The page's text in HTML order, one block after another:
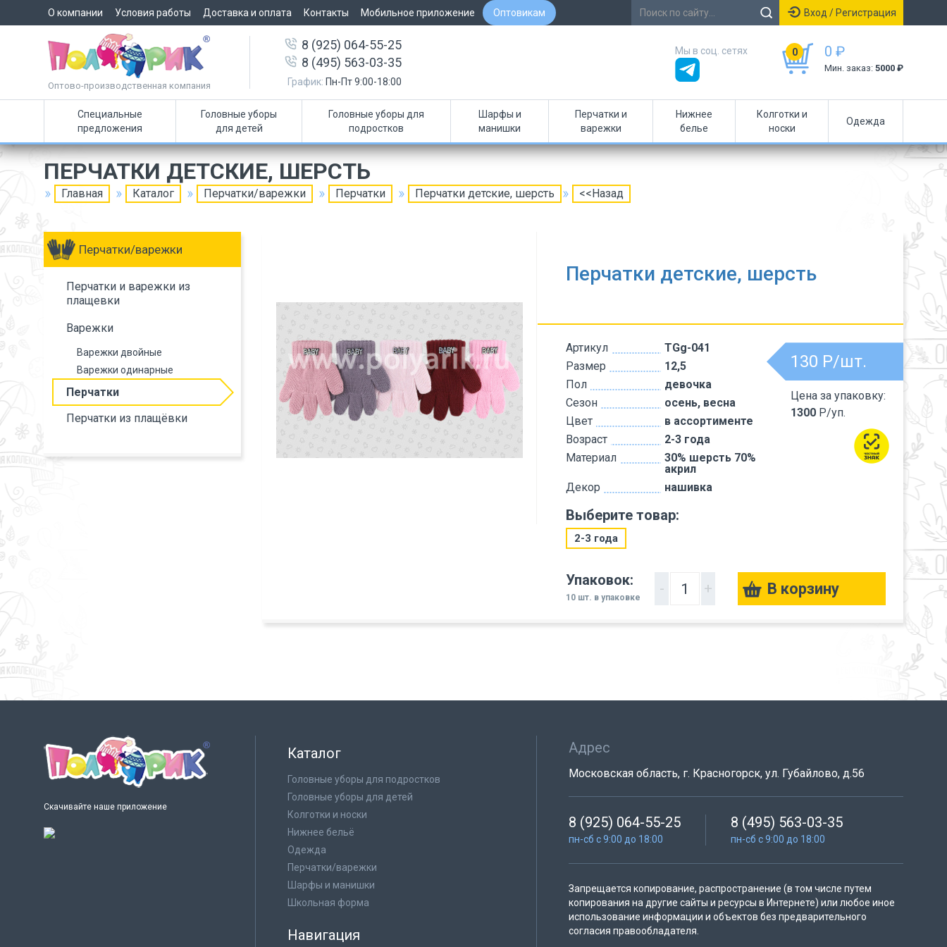
О компании Условия работы Доставка и оплата Контакты Мобильное приложение Оптовикам Вход / Регистрация
Оптово-производственная компания
8 (925) 064-55-25
8 (495) 563-03-35
График: Пн-Пт 9:00-18:00
0 0 ₽
Мин. заказ: 5000 ₽
Мы в соц. сетях
Специальные
предложения
Головные уборы
для детей
Головные уборы для
подростков
Шарфы и
манишки
Перчатки и
варежки
Нижнее
белье
Колготки и
носки
Одежда
ПЕРЧАТКИ ДЕТСКИЕ, ШЕРСТЬ
Главная Каталог Перчатки/варежки Перчатки Перчатки детские, шерсть <<Назад
Перчатки/варежки
Перчатки и варежки из
плащевки
Варежки
Варежки двойные
Варежки одинарные
Перчатки
Перчатки из плащёвки
Перчатки детские, шерсть
Артикул
TGg-041
Размер
12,5
Пол
девочка
Сезон
осень, весна
Цвет
в ассортименте
Возраст
2-3 года
Материал
30% шерсть 70%
акрил
Декор
нашивка
130 Р/шт.
Цена за упаковку:
1300 Р/уп.
Выберите товар:
2-3 года
Упаковок:
10 шт. в упаковке
- +
Скачивайте наше приложение
Каталог
Головные уборы для подростков
Головные уборы для детей
Колготки и носки
Нижнее бельё
Одежда
Перчатки/варежки
Шарфы и манишки
Школьная форма
Навигация
Адрес
Московская область, г. Красногорск, ул. Губайлово, д.56
8 (925) 064-55-25
пн-сб с 9:00 до 18:00
8 (495) 563-03-35
пн-сб с 9:00 до 18:00
Запрещается копирование, распространение (в том числе путем
копирования на другие сайты и ресурсы в Интернете) или любое иное
использование информации и объектов без предварительного
согласия правообладателя.